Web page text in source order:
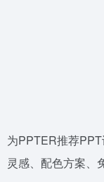
为PPTER推荐
灵感、配色方案、